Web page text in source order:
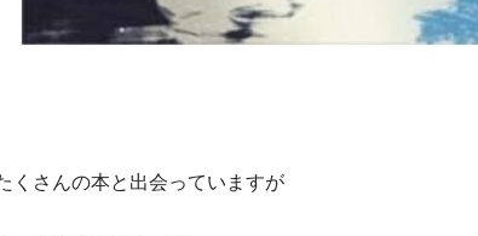
くさんの本と出会っていますが